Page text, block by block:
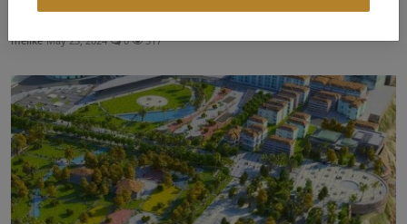
Malatya Kent Bilgisi, Coğrafi Bilgisi ve İmar Bilgisi
melike May 23, 2024 0 317